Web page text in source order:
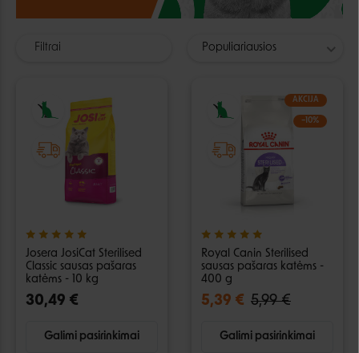
Filtrai Populiariausios
Josera JosiCat Sterilised
Classic sausas pašaras
katėms - 10 kg
30,49 €
Galimi pasirinkimai
AKCIJA
−10%
Royal Canin Sterilised
sausas pašaras katėms -
400 g
5,39 € 5,99 €
Galimi pasirinkimai